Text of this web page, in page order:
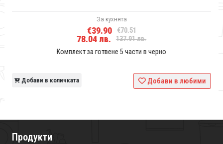
За кухнята
€39.90 €70.51
78.04 лв.
137.91 лв.
Комплект за готвене 5 части в черно
Добави в количката Добави в любими
Продукти